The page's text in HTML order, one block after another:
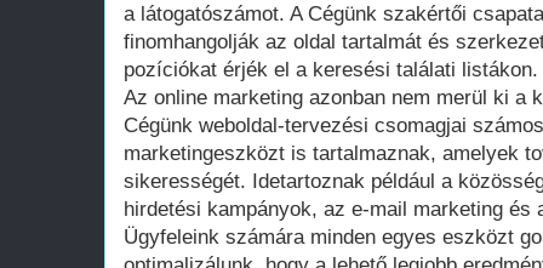
a látogatószámot. A Cégünk szakértői
finomhangolják az oldal tartalmát és
pozíciókat érjék el a keresési találati listákon.
Az online marketing azonban nem merül ki a
Cégünk weboldal-tervezési csomagjai
marketingeszközt is tartalmaznak, amelyek
sikerességét. Idetartoznak például a
hirdetési kampányok, az e-mail marketing és
Ügyfeleink számára minden egyes eszközt